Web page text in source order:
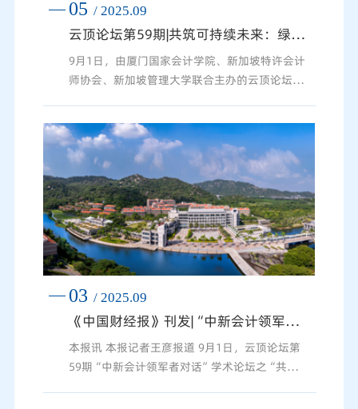
05 / 2025.09
云顶论坛第59期|共筑可持续未来：绿色贸易与国际合作
9月1日，由厦门国家会计学院、新加坡特许会计
师协会、新加坡管理大学联合主办的云顶论坛第
绿色贸易与国际合作”为主题，汇聚中新两国政
府机构、行业协会、高校及企业代表，围绕可持
续发展、绿色贸易规则、ESG信息披露等核心议
题展开深入交流，共绘国际绿色贸易合作新蓝
图。论坛开幕式由厦门国家会计学院党委副书
记、院长丁友刚教授主持，...
03 / 2025.09
《中国财经报》刊发|“中新会计领军者对话”学术论坛在厦门举行
本报讯 本报记者王彦报道 9月1日，云顶论坛第
59期“中新会计领军者对话”学术论坛之“共筑可